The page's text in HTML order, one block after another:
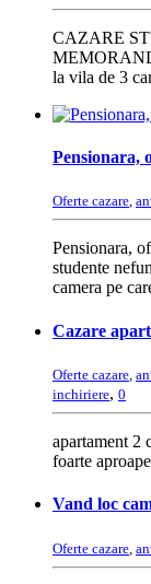
CAZARE
la vila de 3
Pensionara,
Oferte cazare,
Pensionara,
studente
camera pe
Cazare
Oferte cazare,
inchiriere, 0
apartament 2
foarte
Vand loc
Oferte cazare